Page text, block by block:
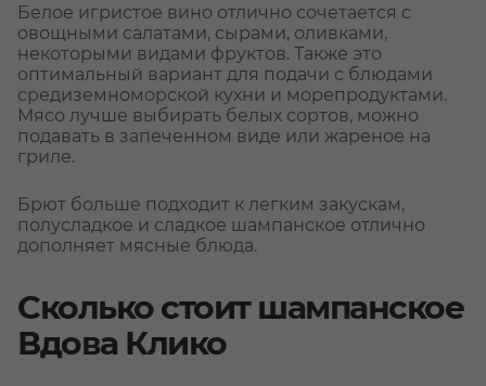
Белое игристое вино отлично сочетается с
овощными салатами, сырами, оливками,
некоторыми видами фруктов. Также это
оптимальный вариант для подачи с блюдами
средиземноморской кухни и морепродуктами.
Мясо лучше выбирать белых сортов, можно
подавать в запеченном виде или жареное на
гриле.
Брют больше подходит к легким закускам,
полусладкое и сладкое шампанское отлично
дополняет мясные блюда.
Сколько стоит шампанское
Вдова Клико